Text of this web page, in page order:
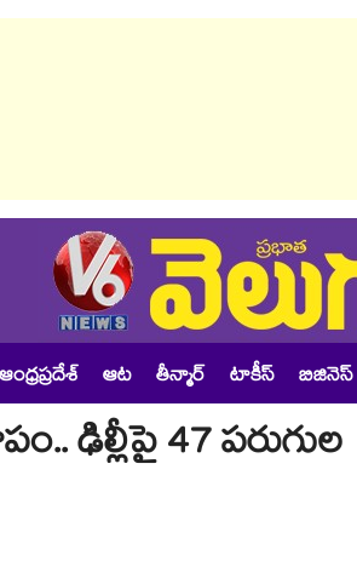
ఆంధ్రప్రదేశ్ ఆట తీన్మార్ టాకీస్ బిజినెస్
ఢిల్లీపై 47 పరుగుల